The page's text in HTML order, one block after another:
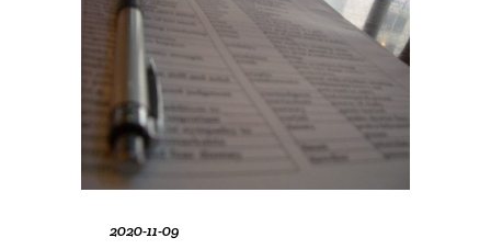
2020-11-09